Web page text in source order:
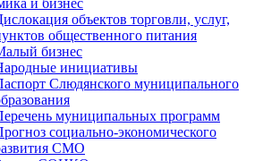
и бизнес
объектов торговли, услуг,
общественного питания
бизнес
инициативы
Слюдянского муниципального
муниципальных программ
социально-экономического
СМО